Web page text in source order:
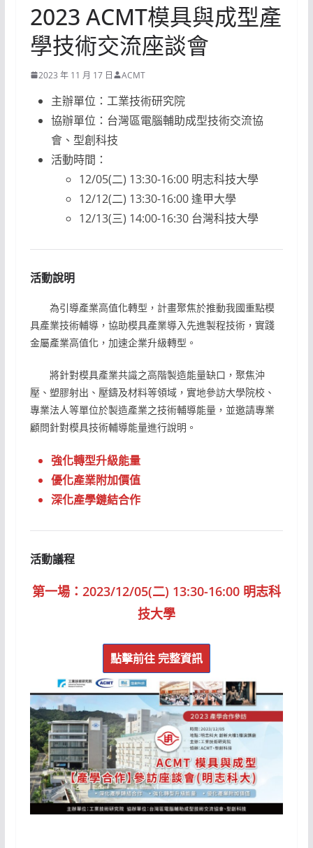
2023 ACMT模具與成型產
學技術交流座談會
2023 年 11 月 17 日 ACMT
主辦單位：工業技術研究院
協辦單位：台灣區電腦輔助成型技術交流協
會、型創科技
活動時間：
12/05(二) 13:30-16:00 明志科技大學
12/12(二) 13:30-16:00 逢甲大學
12/13(三) 14:00-16:30 台灣科技大學
活動說明
為引導產業高值化轉型，計畫聚焦於推動我國重點模
具產業技術輔導，協助模具產業導入先進製程技術，實踐
金屬產業高值化，加速企業升級轉型。
將針對模具產業共識之高階製造能量缺口，聚焦沖
壓、塑膠射出、壓鑄及材料等領域，實地參訪大學院校、
專業法人等單位於製造產業之技術輔導能量，並邀請專業
顧問針對模具技術輔導能量進行說明。
強化轉型升級能量
優化產業附加價值
深化產學鏈結合作
活動議程
第一場：2023/12/05(二) 13:30-16:00 明志科
技大學
點擊前往完整資訊